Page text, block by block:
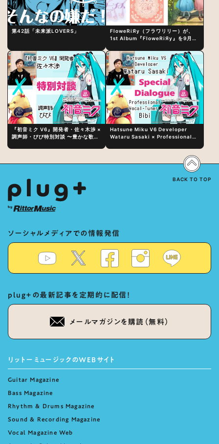
第42話「未来派LOVERS」
FloweRiЯy（フラワリリー）が、
1st Album『FloweRiЯy』を9月23
『初音ミク V6』開発者・佐々木渉 ×
調声師・びび特別対談 〜豊かな歌声
Hatsune Miku V6 Developer
Wataru Sasaki × Professional
Vocal Expression Lies in “Love
for the singing characters” and
ソーシャルメディアでの情報発信
plug+の最新記事を定期的に配信！
メールマガジンを購読（無料）
リットーミュージックのWEBサイト
Guitar Magazine
Bass Magazine
Rhythm & Drums Magazine
Sound & Recording Magazine
Vocal Magazine Web
BACK TO TOP